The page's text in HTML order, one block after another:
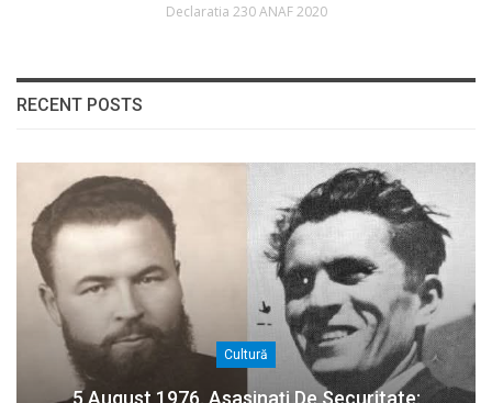
Declaratia 230 ANAF 2020
RECENT POSTS
Cultură
5 August 1976. Asasinați De Securitate: